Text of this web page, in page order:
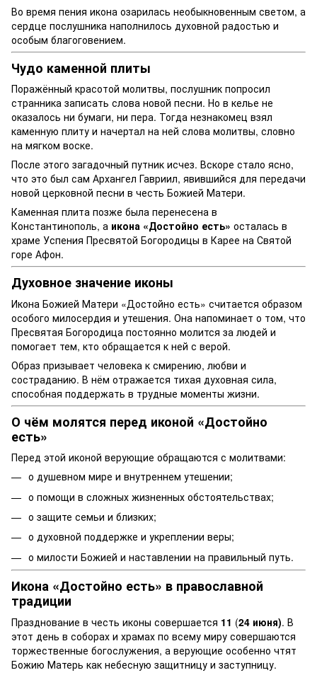
Во время пения икона озарилась необыкновенным светом, а
сердце послушника наполнилось духовной радостью и
особым благоговением.
Чудо каменной плиты
Поражённый красотой молитвы, послушник попросил
странника записать слова новой песни. Но в келье не
оказалось ни бумаги, ни пера. Тогда незнакомец взял
каменную плиту и начертал на ней слова молитвы, словно
на мягком воске.
После этого загадочный путник исчез. Вскоре стало ясно,
что это был сам Архангел Гавриил, явившийся для передачи
новой церковной песни в честь Божией Матери.
Каменная плита позже была перенесена в
Константинополь, а икона «Достойно есть» осталась в
храме Успения Пресвятой Богородицы в Карее на Святой
горе Афон.
Духовное значение иконы
Икона Божией Матери «Достойно есть» считается образом
особого милосердия и утешения. Она напоминает о том, что
Пресвятая Богородица постоянно молится за людей и
помогает тем, кто обращается к ней с верой.
Образ призывает человека к смирению, любви и
состраданию. В нём отражается тихая духовная сила,
способная поддержать в трудные моменты жизни.
О чём молятся перед иконой «Достойно
есть»
Перед этой иконой верующие обращаются с молитвами:
о душевном мире и внутреннем утешении;
о помощи в сложных жизненных обстоятельствах;
о защите семьи и близких;
о духовной поддержке и укреплении веры;
о милости Божией и наставлении на правильный путь.
Икона «Достойно есть» в православной
традиции
Празднование в честь иконы совершается 11 (24 июня). В
этот день в соборах и храмах по всему миру совершаются
торжественные богослужения, а верующие особенно чтят
Божию Матерь как небесную защитницу и заступницу.